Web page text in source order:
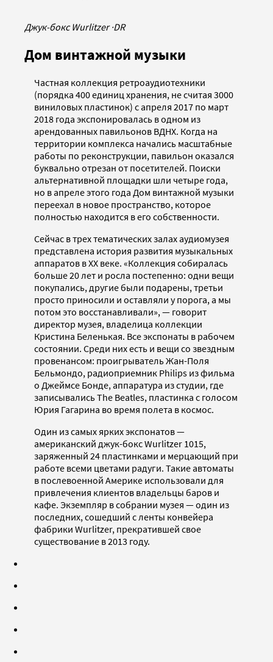
Джук-бокс Wurlitzer·DR
Дом винтажной музыки
Частная коллекция ретроаудиотехники
(порядка 400 единиц хранения, не считая 3000
виниловых пластинок) с апреля 2017 по март
2018 года экспонировалась в одном из
арендованных павильонов ВДНХ. Когда на
территории комплекса начались масштабные
работы по реконструкции, павильон оказался
буквально отрезан от посетителей. Поиски
альтернативной площадки шли четыре года,
но в апреле этого года Дом винтажной музыки
переехал в новое пространство, которое
полностью находится в его собственности.
Сейчас в трех тематических залах аудиомузея
представлена история развития музыкальных
аппаратов в ХХ веке. «Коллекция собиралась
больше 20 лет и росла постепенно: одни вещи
покупались, другие были подарены, третьи
просто приносили и оставляли у порога, а мы
потом это восстанавливали», — говорит
директор музея, владелица коллекции
Кристина Беленькая. Все экспонаты в рабочем
состоянии. Среди них есть и вещи со звездным
провенансом: проигрыватель Жан-Поля
Бельмондо, радиоприемник Philips из фильма
о Джеймсе Бонде, аппаратура из студии, где
записывались The Beatles, пластинка с голосом
Юрия Гагарина во время полета в космос.
Один из самых ярких экспонатов —
американский джук-бокс Wurlitzer 1015,
заряженный 24 пластинками и мерцающий при
работе всеми цветами радуги. Такие автоматы
в послевоенной Америке использовали для
привлечения клиентов владельцы баров и
кафе. Экземпляр в собрании музея — один из
последних, сошедший с ленты конвейера
фабрики Wurlitzer, прекратившей свое
существование в 2013 году.